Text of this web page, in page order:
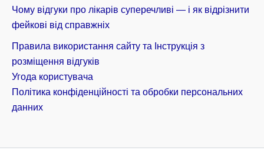
Чому відгуки про лікарів суперечливі — і як відрізнити
фейкові від справжніх
Правила використання сайту та Інструкція з
розміщення відгуків
Угода користувача
Політика конфіденційності та обробки персональних
данних